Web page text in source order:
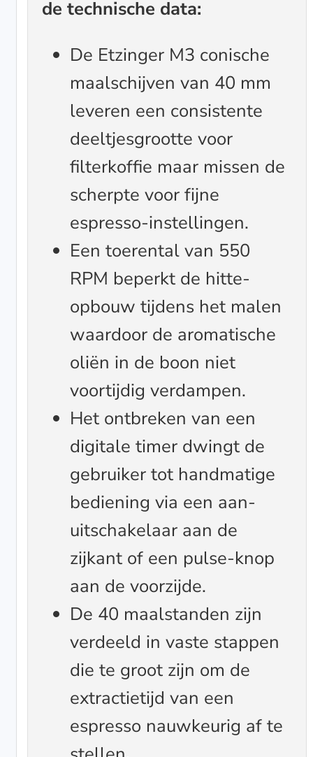
de technische data:
De Etzinger M3 conische
maalschijven van 40 mm
leveren een consistente
deeltjesgrootte voor
filterkoffie maar missen de
scherpte voor fijne
espresso-instellingen.
Een toerental van 550
RPM beperkt de hitte-
opbouw tijdens het malen
waardoor de aromatische
oliën in de boon niet
voortijdig verdampen.
Het ontbreken van een
digitale timer dwingt de
gebruiker tot handmatige
bediening via een aan-
uitschakelaar aan de
zijkant of een pulse-knop
aan de voorzijde.
De 40 maalstanden zijn
verdeeld in vaste stappen
die te groot zijn om de
extractietijd van een
espresso nauwkeurig af te